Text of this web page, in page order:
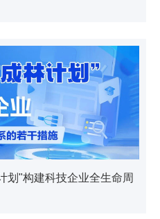
划"构建科技企业全生命周